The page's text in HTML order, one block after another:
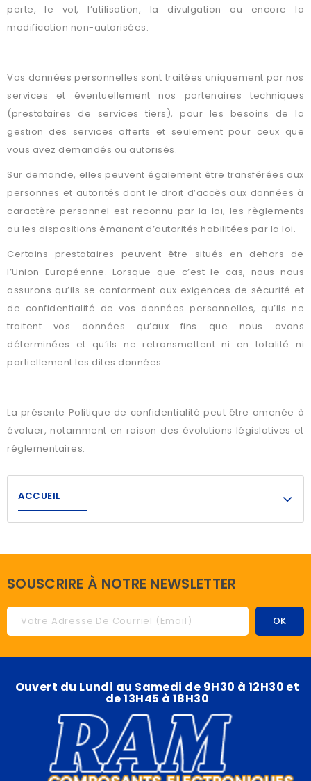
perte, le vol, l’utilisation, la divulgation ou encore la
modification non-autorisées.
Vos données personnelles sont traitées uniquement par nos
services et éventuellement nos partenaires techniques
(prestataires de services tiers), pour les besoins de la
gestion des services offerts et seulement pour ceux que
vous avez demandés ou autorisés.
Sur demande, elles peuvent également être transférées aux
personnes et autorités dont le droit d’accès aux données à
caractère personnel est reconnu par la loi, les règlements
ou les dispositions émanant d’autorités habilitées par la loi.
Certains prestataires peuvent être situés en dehors de
l’Union Européenne. Lorsque que c’est le cas, nous nous
assurons qu’ils se conforment aux exigences de sécurité et
de confidentialité de vos données personnelles, qu’ils ne
traitent vos données qu’aux fins que nous avons
déterminées et qu’ils ne retransmettent ni en totalité ni
partiellement les dites données.
La présente Politique de confidentialité peut être amenée à
évoluer, notamment en raison des évolutions législatives et
réglementaires.
ACCUEIL
SOUSCRIRE À NOTRE NEWSLETTER
Ouvert du Lundi au Samedi de 9H30 à 12H30 et
de 13H45 à 18H30